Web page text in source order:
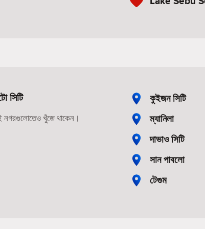
সিটি
নগরগুলোতেও খুঁজে থাকেন।
কুইজন সিটি
ম্যানিলা
দাভাও সিটি
সান পাবলো
টেগুম